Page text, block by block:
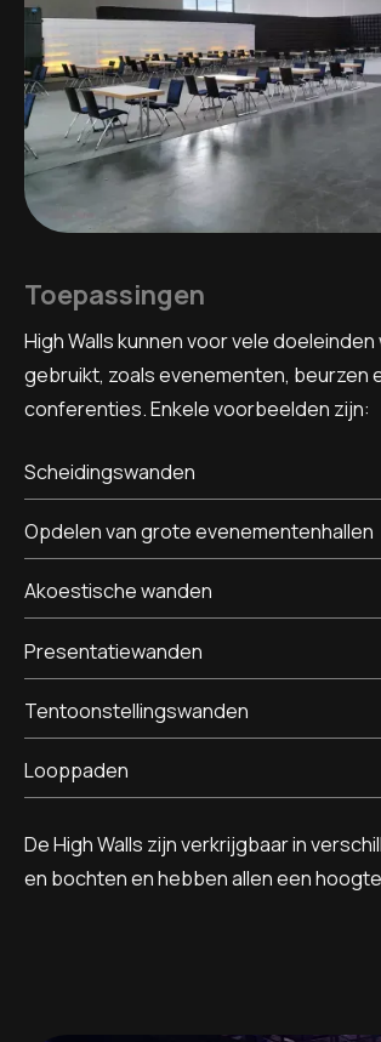
Toepassingen
High Walls kunnen voor vele
gebruikt, zoals evenementen, beurzen
conferenties. Enkele voorbeelden zijn:
Scheidingswanden
Opdelen van grote evenementenhallen
Akoestische wanden
Presentatiewanden
Tentoonstellingswanden
Looppaden
De High Walls zijn verkrijgbaar in
en bochten en hebben allen een